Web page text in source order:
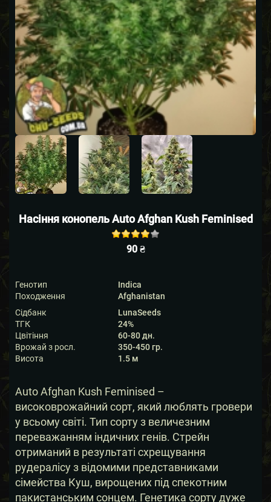
Насіння конопель Auto Afghan Kush Feminised
Ratedout
rating
90 ₴
Генотип
Indica
Походження
Afghanistan
Сідбанк
LunaSeeds
ТГК
24%
Цвітіння
60-80 дн.
Врожай з росл.
350-450 гр.
Висота
1.5 м
Auto Afghan Kush Feminised –
високоврожайний сорт, який люблять гровери
у всьому світі. Тип сорту з величезним
переважанням індичних генів. Стрейн
отриманий в результаті схрещування
рудералісу з відомими представниками
сімейства Куш, вирощених під спекотним
пакистанським сонцем. Генетика сорту дуже